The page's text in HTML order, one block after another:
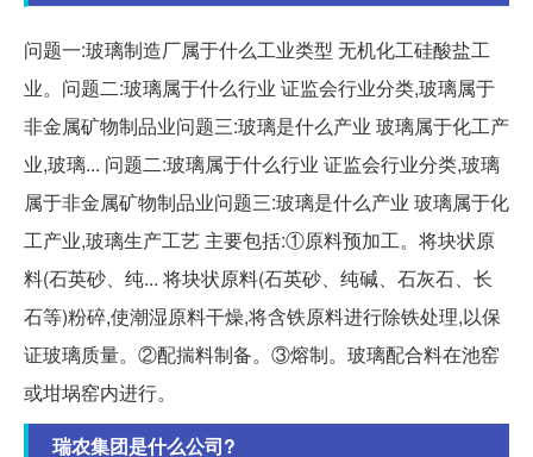
问题一:玻璃制造厂属于什么工业类型 无机化工硅酸盐工
业。问题二:玻璃属于什么行业 证监会行业分类,玻璃属于
非金属矿物制品业问题三:玻璃是什么产业 玻璃属于化工产
业,玻璃... 问题二:玻璃属于什么行业 证监会行业分类,玻璃
属于非金属矿物制品业问题三:玻璃是什么产业 玻璃属于化
工产业,玻璃生产工艺 主要包括:①原料预加工。将块状原
料(石英砂、纯... 将块状原料(石英砂、纯碱、石灰石、长
石等)粉碎,使潮湿原料干燥,将含铁原料进行除铁处理,以保
证玻璃质量。②配揣料制备。③熔制。玻璃配合料在池窑
或坩埚窑内进行。
瑞农集团是什么公司?